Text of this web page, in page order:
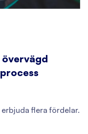
övervägd
flera fördelar.